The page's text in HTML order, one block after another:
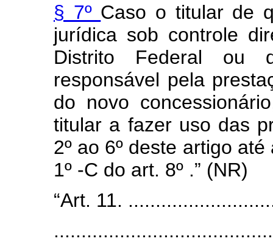
§ 7º Caso o titular de
jurídica sob controle
Distrito Federal ou
responsável pela
do novo
titular a fazer uso das
2º ao 6º deste artigo
1º -C do art. 8º .” (NR)
“Art. 11.